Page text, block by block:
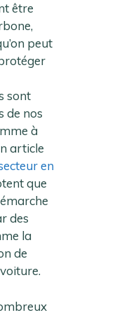
être
peut
sont
de nos
à
article
en
que
des
la
de